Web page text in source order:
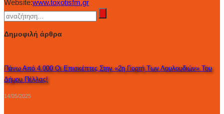
Website:www.toxotisfm.gr
Δημοφιλή άρθρα
Πάνω Από 4.000 Οι Επισκέπτες Στην «2η Γιορτή Των Λουλουδιών» Του
Δήμου Πέλλας!
14/05/2025